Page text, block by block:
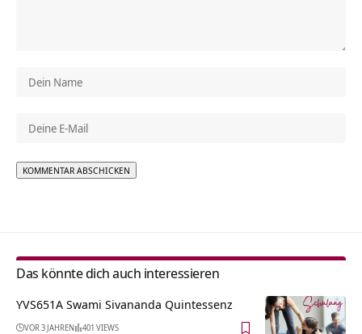
Das könnte dich auch interessieren
YVS651A Swami Sivananda Quintessenz
VOR 3 JAHREN 401 VIEWS